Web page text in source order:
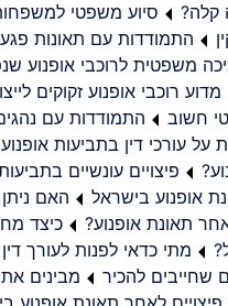
קלה?
סיוע משפטי
התמודדות עם תאונות
משפטית לרוכבי אופנוע
מדוע רוכבי אופנוע זקוקים
חשוב
התמודדות עם
עורכי דין בתביעות
פיצויים עונשיים
אופנוע בישראל
האם
תאונת אופנוע?
כיצד
מתי כדאי לפנות לעורך
שחייבים להכיר
מבינים